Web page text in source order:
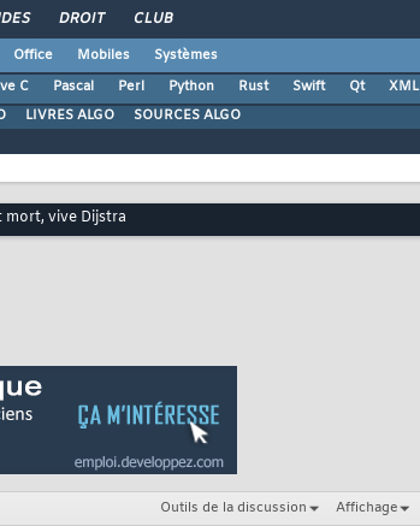
DROIT CLUB
Office Mobiles
Systèmes
C Pascal Perl Python Rust Swift Qt XML
LIVRES ALGO SOURCES ALGO
mort, vive Dijstra
Outils de la discussion Affichage